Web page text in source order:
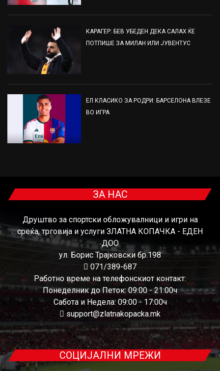
КАРАГЕР: БЕВ УБЕДЕН ДЕКА САЛАХ ЌЕ
ПОТПИШЕ ЗА МИЛАН ИЛИ ЈУВЕНТУС
ЕЛ КЛАСИКО ЗА РОДРИ: БАРСЕЛОНА ВЛЕЗЕ
ВО ИГРА
ЗА НАС
Друштво за спортски обложувалници и игри на
среќа, трговија и услуги ЗЛАТНА КОПАЧКА - ЕДЕН
ДОО
ул. Борис Трајковски бр.198
071/389-687
Работно време на телефонскиот контакт:
Понеделник до Петок: 09:00 - 21:00ч
Сабота и Недела: 09:00 - 17:00ч
support@zlatnakopacka.mk
СОЦИЈАЛНИ МРЕЖИ